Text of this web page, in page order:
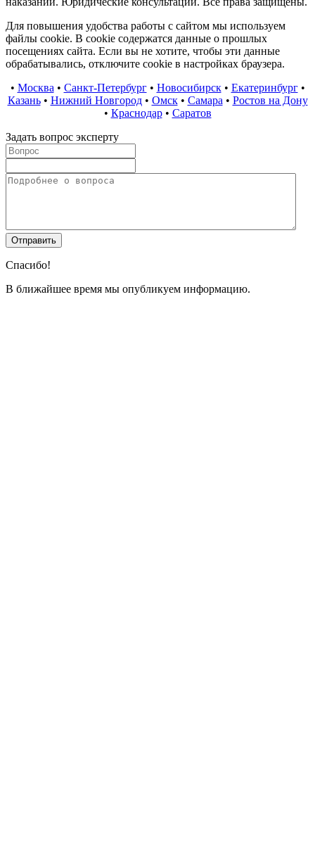
Для повышения удобства работы с сайтом мы используем
файлы cookie. В cookie содержатся данные о прошлых
посещениях сайта. Если вы не хотите, чтобы эти данные
обрабатывались, отключите cookie в настройках браузера.
• Москва• Санкт-Петербург• Новосибирск• Екатеринбург•
Казань• Нижний Новгород• Омск• Самара• Ростов на Дону
• Краснодар• Саратов
Задать вопрос эксперту
Спасибо!
В ближайшее время мы опубликуем информацию.